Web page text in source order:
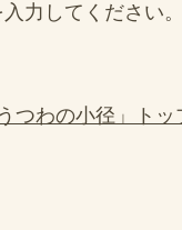
力してください
つわの小径」トッ